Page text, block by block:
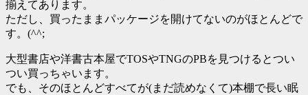
揃えてあります。
ただし、買ったままパッケージを開けてないのがほとんどで
す。(^^;
大型書店や洋書古本屋でTOSやTNGのPBを見つけるとつい
つい買っちゃいます。
でも、そのほとんどすべてが(まだ読めなくて)本棚で長い眠